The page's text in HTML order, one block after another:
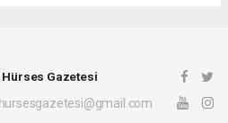
Hürses Gazetesi